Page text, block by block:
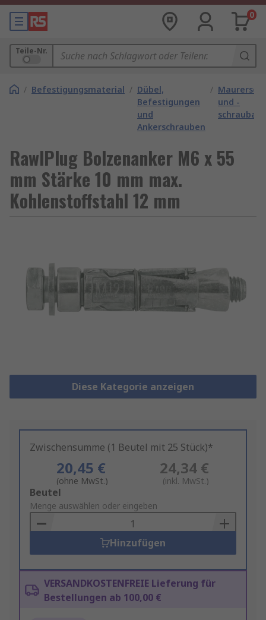
0
Teile-Nr.
/ Befestigungsmaterial / Dübel,
Befestigungen
und
Ankerschrauben
/
und -
RawlPlug Bolzenanker M6 x 55
mm Stärke 10 mm max.
Kohlenstoffstahl 12 mm
Diese Kategorie anzeigen
Zwischensumme (1 Beutel mit 25 Stück)*
20,45 €
(ohne MwSt.)
24,34 €
(inkl. MwSt.)
Add
to
Basket
Beutel
Menge auswählen oder eingeben
Hinzufügen
VERSANDKOSTENFREIE Lieferung für
Bestellungen ab 100,00 €